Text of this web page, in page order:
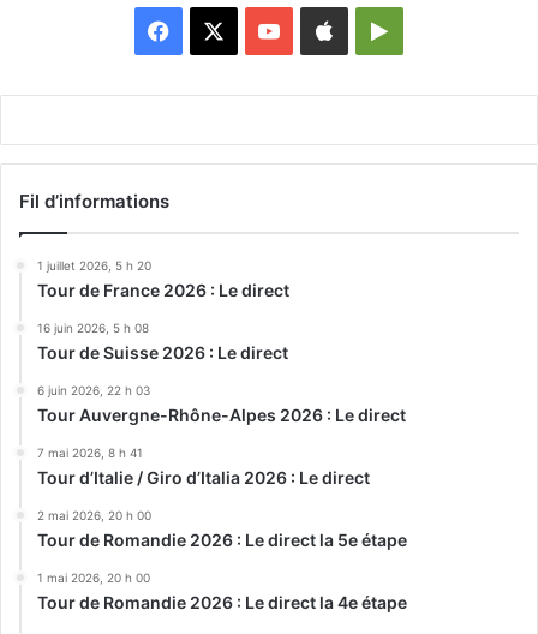
Facebook YouTubeAppleGoogle
Fil d’informations
1 juillet 2026, 5 h 20
Tour de France 2026 : Le direct
16 juin 2026, 5 h 08
Tour de Suisse 2026 : Le direct
6 juin 2026, 22 h 03
Tour Auvergne-Rhône-Alpes 2026 : Le direct
7 mai 2026, 8 h 41
Tour d’Italie / Giro d’Italia 2026 : Le direct
2 mai 2026, 20 h 00
Tour de Romandie 2026 : Le direct la 5e étape
1 mai 2026, 20 h 00
Tour de Romandie 2026 : Le direct la 4e étape